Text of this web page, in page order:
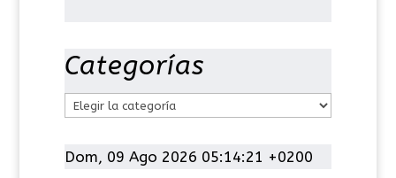
Categorías
t
Dom, 09 Ago 2026 05:14:21 +0200